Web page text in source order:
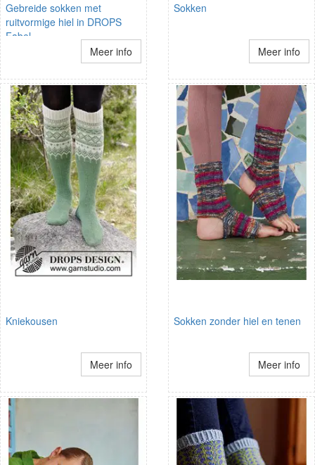
Gebreide sokken met
ruitvormige hiel in DROPS
Fabel
Meer info
Sokken
Meer info
Kniekousen
Meer info
Sokken zonder hiel en tenen
Meer info